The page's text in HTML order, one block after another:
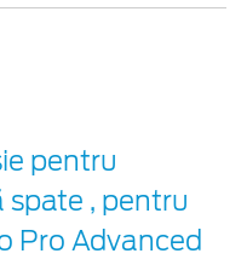
pentru
, pentru
Pro Advanced